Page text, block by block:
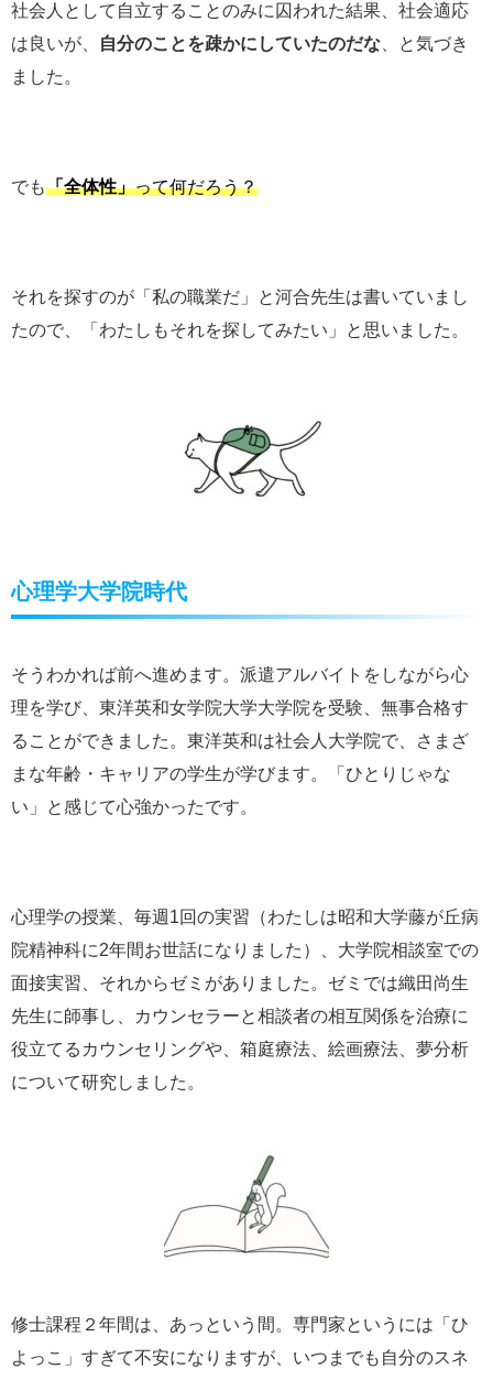
社会人として自立することのみに囚われた結果、社会適応
は良いが、
自分のことを疎かにしていたのだな 、と気づき
ました。
でも「全体性」って何だろう？
それを探すのが「私の職業だ」と河合先生は書いていまし
たので、「わたしもそれを探してみたい」と思いました。
心理学大学院時代
そうわかれば前へ進めます。派遣アルバイトをしながら心
理を学び、東洋英和女学院大学大学院を受験、無事合格す
ることができました。東洋英和は社会人大学院で、さまざ
まな年齢・キャリアの学生が学びます。「ひとりじゃな
い」と感じて心強かったです。
心理学の授業、毎週1回の実習（わたしは昭和大学藤が丘病
院精神科に2年間お世話になりました）、大学院相談室での
面接実習、それからゼミがありました。ゼミでは織田尚生
先生に師事し、カウンセラーと相談者の相互関係を治療に
役立てるカウンセリングや、箱庭療法、絵画療法、夢分析
について研究しました。
修士課程２年間は、あっという間。専門家というには「ひ
よっこ」すぎて不安になりますが、いつまでも自分のスネ